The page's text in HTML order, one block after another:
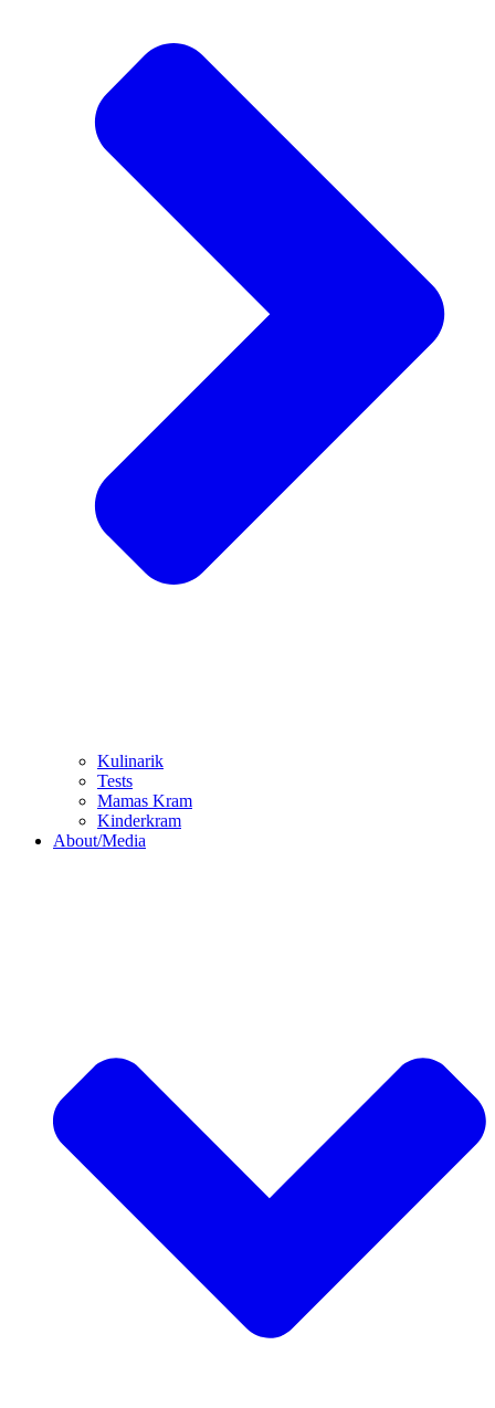
Kulinarik
Tests
Mamas Kram
Kinderkram
About/Media